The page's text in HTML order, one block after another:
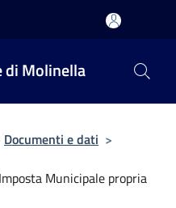
di Molinella
Documenti e dati >
Municipale propria